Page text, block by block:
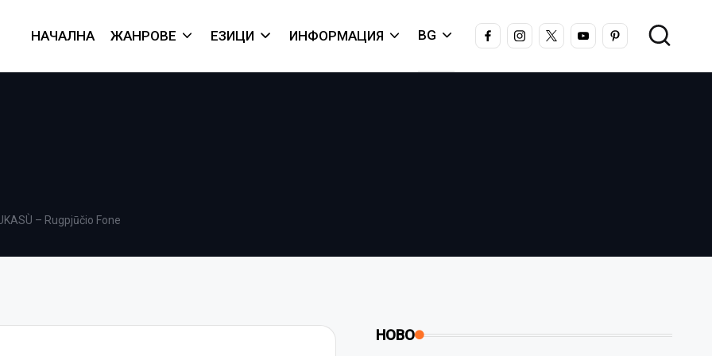
НАЧАЛНА ЖАНРОВЕ ЕЗИЦИ ИНФОРМАЦИЯ BG FACEBOOKINSTAGRAM
X YOUTUBEPINTEREST
– Rugpjūčio Fone
НОВО